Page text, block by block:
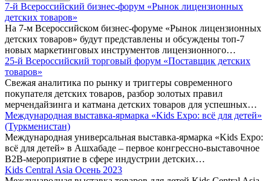
7-й Всероссийский бизнес-форум «Рынок лицензионных
детских товаров»
На 7-м Всероссийском бизнес-форуме «Рынок лицензионных
детских товаров» будут представлены и обсуждены топ-7
новых маркетинговых инструментов лицензионного…
25-й Всероссийский торговый форум «Поставщик детских
товаров»
Cвежая аналитика по рынку и триггеры современного
покупателя детских товаров, разбор золотых правил
мерчендайзинга и катмана детских товаров для успешных…
Международная выставка-ярмарка «Kids Expo: всё для детей»
(Туркменистан)
Международная универсальная выставка-ярмарка «Kids Expo:
всё для детей» в Ашхабаде – первое конгрессно-выставочное
В2В-мероприятие в сфере индустрии детских…
Kids Central Asia Осень 2023